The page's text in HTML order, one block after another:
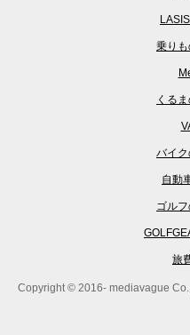
乗りも
くる
バイク
自動
ゴル
旅
Copyright © 2016- mediavague